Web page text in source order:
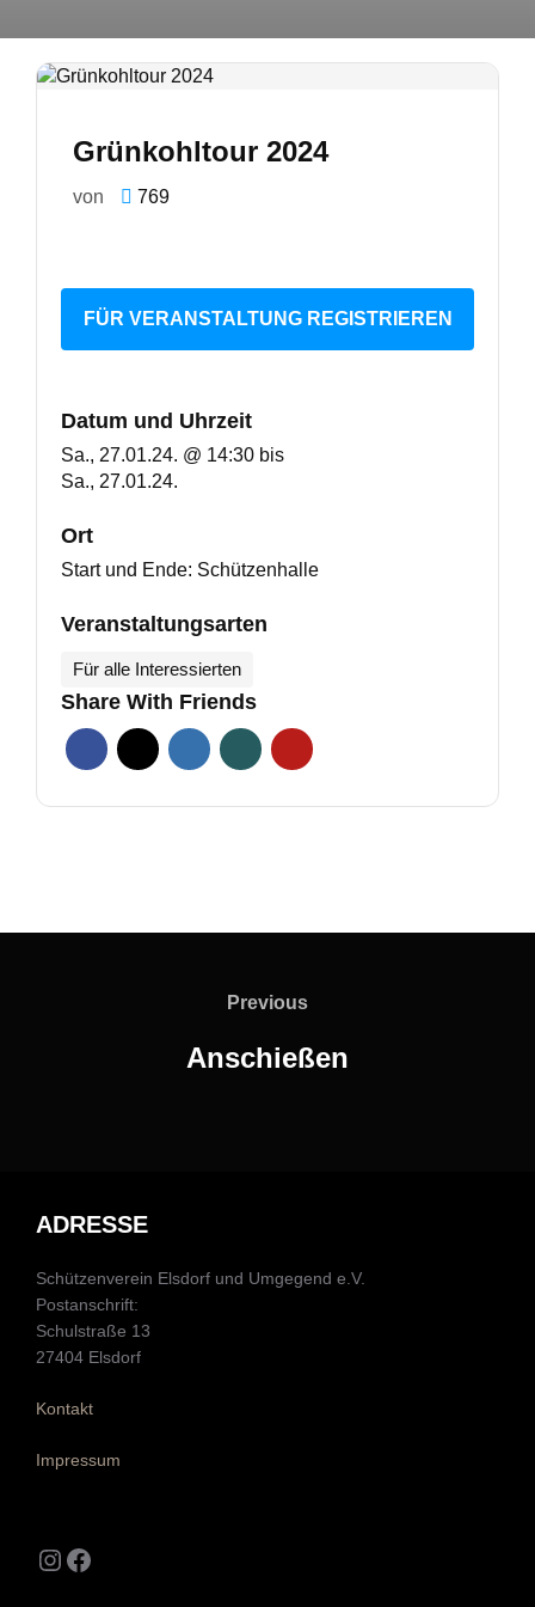
Grünkohltour 2024
von 769
FÜR VERANSTALTUNG REGISTRIEREN
Datum und Uhrzeit
Sa., 27.01.24. @ 14:30 bis
Sa., 27.01.24.
Ort
Start und Ende: Schützenhalle
Veranstaltungsarten
Für alle Interessierten
Share With Friends
Previous
Previous
Anschießen
ADRESSE
Schützenverein Elsdorf und Umgegend e.V.
Postanschrift:
Schulstraße 13
27404 Elsdorf
Kontakt
Impressum
Instagram
Facebook